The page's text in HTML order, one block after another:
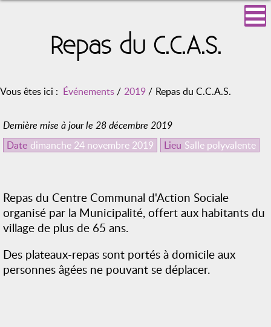
Repas du C.C.A.S.
Vous êtes ici : Événements / 2019 / Repas du C.C.A.S.
Dernière mise à jour le 28 décembre 2019
Date dimanche 24 novembre 2019 Lieu Salle polyvalente
Repas du Centre Communal d'Action Sociale
organisé par la Municipalité, offert aux habitants du
village de plus de 65 ans.
Des plateaux-repas sont portés à domicile aux
personnes âgées ne pouvant se déplacer.